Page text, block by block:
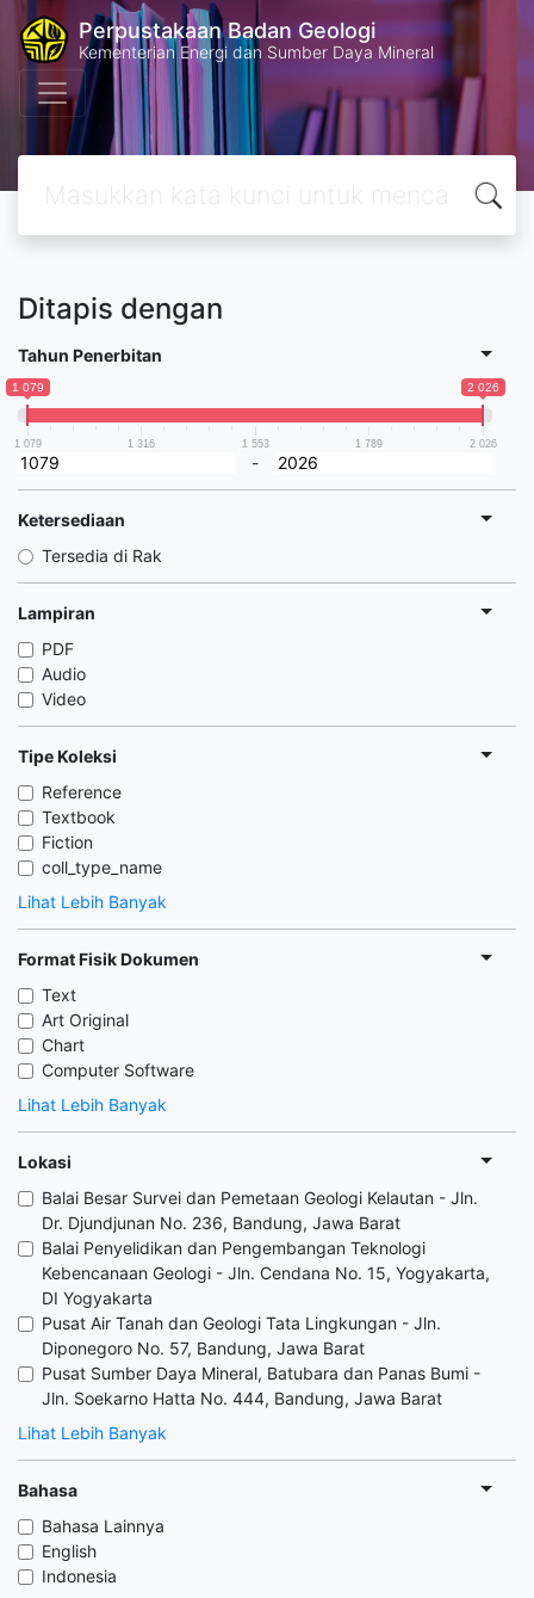
Perpustakaan Badan Geologi
Kementerian Energi dan Sumber Daya Mineral
Ditapis dengan
Tahun Penerbitan
1 079 2 026
1 079 1 316 1 553 1 789 2 026
-
Ketersediaan
Tersedia di Rak
Lampiran
PDF
Audio
Video
Tipe Koleksi
Reference
Textbook
Fiction
coll_type_name
Lihat Lebih Banyak
Format Fisik Dokumen
Text
Art Original
Chart
Computer Software
Lihat Lebih Banyak
Lokasi
Balai Besar Survei dan Pemetaan Geologi Kelautan - Jln.
Dr. Djundjunan No. 236, Bandung, Jawa Barat
Balai Penyelidikan dan Pengembangan Teknologi
Kebencanaan Geologi - Jln. Cendana No. 15, Yogyakarta,
DI Yogyakarta
Pusat Air Tanah dan Geologi Tata Lingkungan - Jln.
Diponegoro No. 57, Bandung, Jawa Barat
Pusat Sumber Daya Mineral, Batubara dan Panas Bumi -
Jln. Soekarno Hatta No. 444, Bandung, Jawa Barat
Lihat Lebih Banyak
Bahasa
Bahasa Lainnya
English
Indonesia